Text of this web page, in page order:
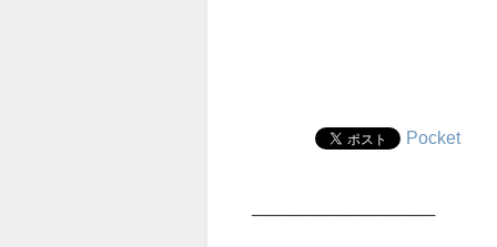
Pocket
───────────────